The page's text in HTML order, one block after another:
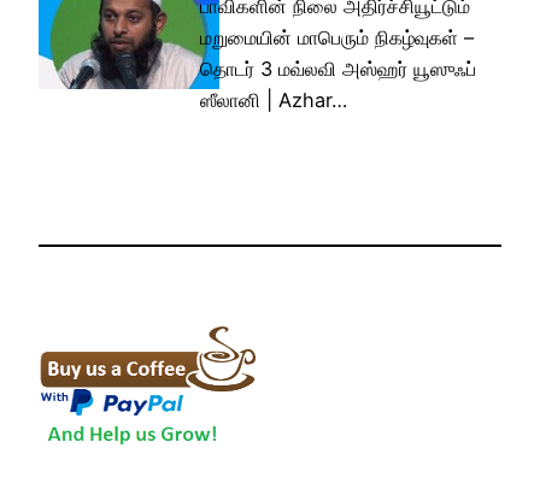
பாவிகளின் நிலை அதிர்ச்சியூட்டும்
மறுமையின் மாபெரும் நிகழ்வுகள் –
தொடர் 3 மவ்லவி அஸ்ஹர் யூஸுஃப்
ஸீலானி | Azhar…